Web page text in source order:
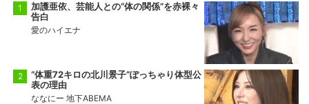
加護亜依、芸能人との“体の関係”を赤裸々
告白
愛のハイエナ
“体重72キロの北川景子”ぽっちゃり体型公
表の理由
ななにー 地下ABEMA